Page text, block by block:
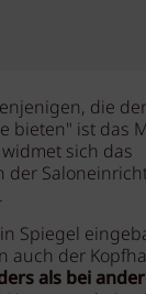
die
bieten" ist das
widmet sich das
der
Spiegel
auch der
als bei